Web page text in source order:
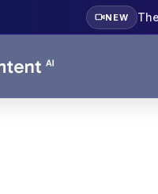
NEW